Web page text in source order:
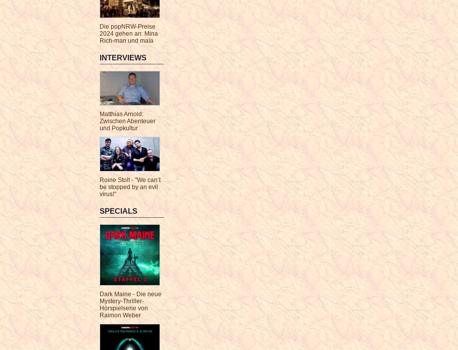
Die popNRW-Preise
2024 gehen an: Mina
Rich-man und maïa
INTERVIEWS
Matthias Arnold:
Zwischen Abenteuer
und Popkultur
Roine Stolt - "We can’t
be stopped by an evil
virus!"
SPECIALS
Dark Maine - Die neue
Mystery-Thriller-
Hörspielserie von
Raimon Weber